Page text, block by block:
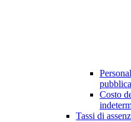
Costo
Tassi di